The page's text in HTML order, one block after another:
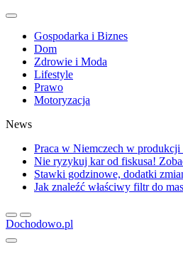
Gospodarka i Biznes
Dom
Zdrowie i Moda
Lifestyle
Prawo
Motoryzacja
News
Praca w Niemczech w
Nie ryzykuj kar od fiskusa!
Stawki godzinowe, dodatki
Jak znaleźć właściwy filtr do
Dochodowo.pl